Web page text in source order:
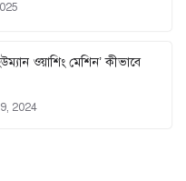
ওয়াশিং মেশিন’ কীভাবে
2024